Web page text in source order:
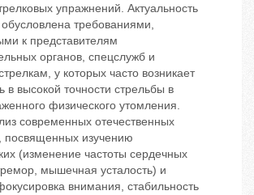
упражнений. Актуальность
требованиями,
к представителям
органов, спецслужб и
у которых часто возникает
в высокой точности стрельбы в
физического утомления.
современных отечественных
посвященных изучению
(изменение частоты сердечных
мышечная усталость) и
внимания, стабильность